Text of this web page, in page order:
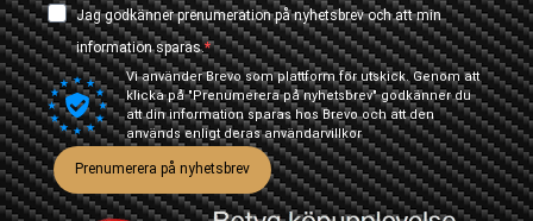
Jag godkänner prenumeration på nyhetsbrev och att min
information sparas.
Vi använder Brevo som plattform för utskick. Genom att
klicka på "Prenumerera på nyhetsbrev" godkänner du
att din information sparas hos Brevo och att den
används enligt derasanvändarvillkor
Prenumerera på nyhetsbrev